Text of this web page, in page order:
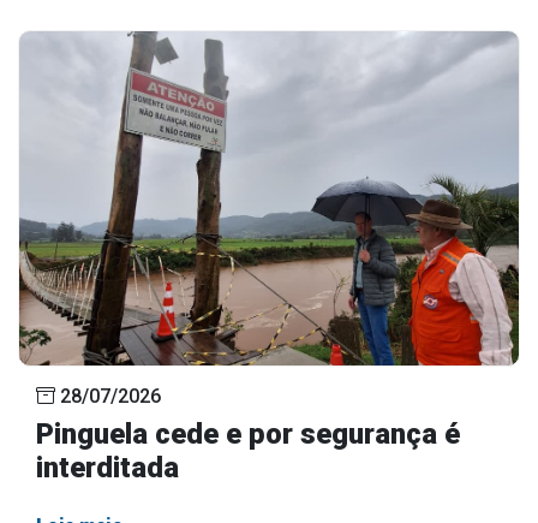
28/07/2026
Pinguela cede e por segurança é
interditada